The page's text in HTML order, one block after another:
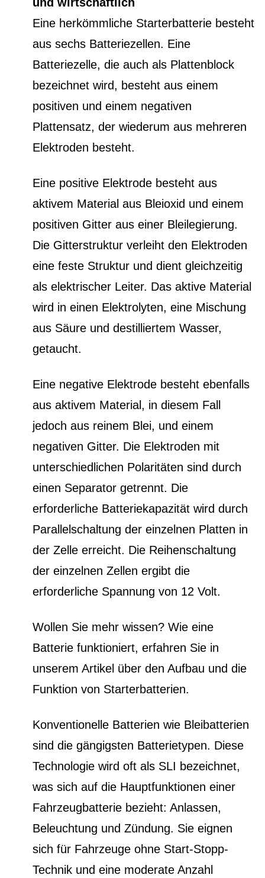
Eine herkömmliche Starterbatterie besteht
aus sechs Batteriezellen. Eine
Batteriezelle, die auch als Plattenblock
bezeichnet wird, besteht aus einem
positiven und einem negativen
Plattensatz, der wiederum aus mehreren
Elektroden besteht.
Eine positive Elektrode besteht aus
aktivem Material aus Bleioxid und einem
positiven Gitter aus einer Bleilegierung.
Die Gitterstruktur verleiht den Elektroden
eine feste Struktur und dient gleichzeitig
als elektrischer Leiter. Das aktive Material
wird in einen Elektrolyten, eine Mischung
aus Säure und destilliertem Wasser,
getaucht.
Eine negative Elektrode besteht ebenfalls
aus aktivem Material, in diesem Fall
jedoch aus reinem Blei, und einem
negativen Gitter. Die Elektroden mit
unterschiedlichen Polaritäten sind durch
einen Separator getrennt. Die
erforderliche Batteriekapazität wird durch
Parallelschaltung der einzelnen Platten in
der Zelle erreicht. Die Reihenschaltung
der einzelnen Zellen ergibt die
erforderliche Spannung von 12 Volt.
Wollen Sie mehr wissen? Wie eine
Batterie funktioniert, erfahren Sie in
unserem Artikel über den Aufbau und die
Funktion von Starterbatterien.
Konventionelle Batterien wie Bleibatterien
sind die gängigsten Batterietypen. Diese
Technologie wird oft als SLI bezeichnet,
was sich auf die Hauptfunktionen einer
Fahrzeugbatterie bezieht: Anlassen,
Beleuchtung und Zündung. Sie eignen
sich für Fahrzeuge ohne Start-Stopp-
Technik und eine moderate Anzahl